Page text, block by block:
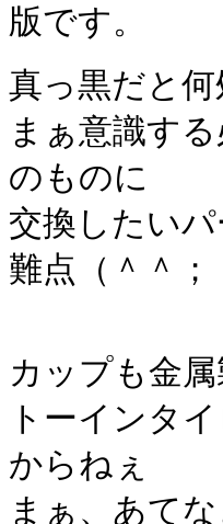
版です。
真っ黒だと
まぁ意識す
のものに
交換したい
難点（＾＾；
カップも金
トーインタ
からねぇ
まぁ、あて